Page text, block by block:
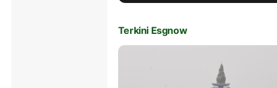
Terkini Esgnow